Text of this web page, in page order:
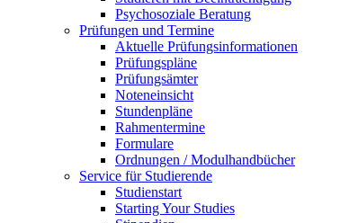
Psychosoziale Beratung
Prüfungen und Termine
Aktuelle Prüfungsinformationen
Prüfungspläne
Prüfungsämter
Noteneinsicht
Stundenpläne
Rahmentermine
Formulare
Ordnungen / Modulhandbücher
Service für Studierende
Studienstart
Starting Your Studies